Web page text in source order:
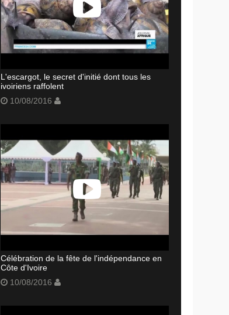
L'escargot, le secret d'initié dont tous les
ivoiriens raffolent
10/08/2016
Célébration de la fête de l'indépendance en
Côte d'Ivoire
10/08/2016